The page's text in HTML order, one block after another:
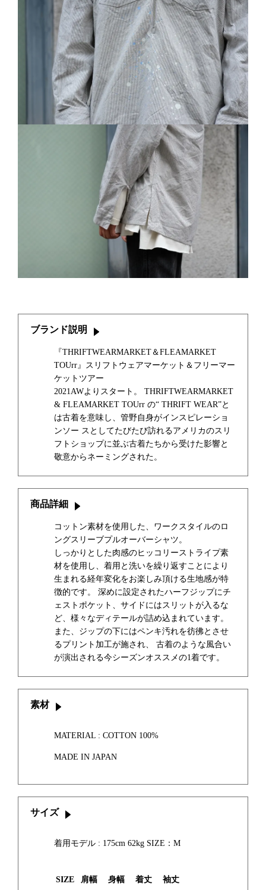
ブランド説明
『THRIFTWEARMARKET＆FLEAMARKET
TOUrr』スリフトウェアマーケット＆フリーマー
ケットツアー
2021AWよりスタート。 THRIFTWEARMARKET
& FLEAMARKET TOUrr の“ THRIFT WEAR”と
は古着を意味し、管野自身がインスピレーショ
ンソー スとしてたびたび訪れるアメリカのスリ
フトショップに並ぶ古着たちから受けた影響と
敬意からネーミングされた。
商品詳細
コットン素材を使用した、ワークスタイルのロ
ングスリーブプルオーバーシャツ。
しっかりとした肉感のヒッコリーストライプ素
材を使用し、着用と洗いを繰り返すことにより
生まれる経年変化をお楽しみ頂ける生地感が特
徴的です。 深めに設定されたハーフジップにチ
ェストポケット、サイドにはスリットが入るな
ど、様々なディテールが詰め込まれています。
また、ジップの下にはペンキ汚れを彷彿とさせ
るプリント加工が施され、 古着のような風合い
が演出される今シーズンオススメの1着です。
素材
MATERIAL : COTTON 100%
MADE IN JAPAN
サイズ
着用モデル : 175cm 62kg SIZE：M
SIZE 肩幅 身幅 着丈
袖丈